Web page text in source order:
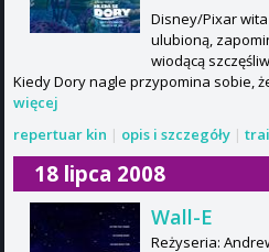
Disney/Pixar
ulubioną,
wiodącą
Kiedy Dory nagle przypomina sobie,
więcej
repertuar kin | opis i szczegóły |
18 lipca 2008
Wall-E
Reżyseria: